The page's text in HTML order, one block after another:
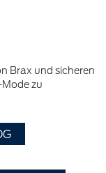
Brax und sicheren
zu